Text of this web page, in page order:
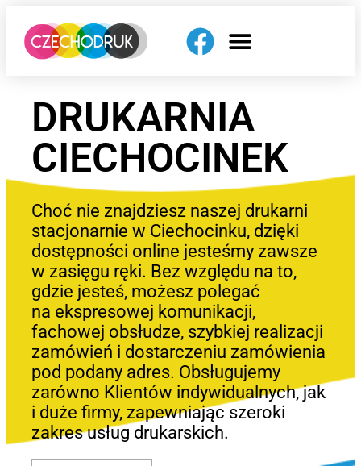
DRUKARNIA
CIECHOCINEK
Choć nie znajdziesz naszej drukarni
stacjonarnie w Ciechocinku, dzięki
dostępności online jesteśmy zawsze
w zasięgu ręki. Bez względu na to,
gdzie jesteś, możesz polegać
na ekspresowej komunikacji,
fachowej obsłudze, szybkiej realizacji
zamówień i dostarczeniu zamówienia
pod podany adres. Obsługujemy
zarówno Klientów indywidualnych, jak
i duże firmy, zapewniając szeroki
zakres usług drukarskich.